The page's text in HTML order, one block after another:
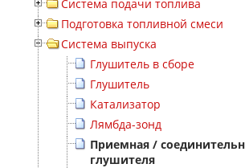
Система подачи топлива
Подготовка топливной смеси
Система выпуска
Глушитель в сборе
Глушитель
Катализатор
Лямбда-зонд
Приемная /
глушителя